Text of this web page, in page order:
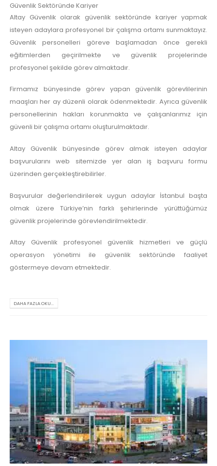
Güvenlik Sektöründe Kariyer
Altay Güvenlik olarak güvenlik sektöründe kariyer yapmak
isteyen adaylara profesyonel bir çalışma ortamı sunmaktayız.
Güvenlik personelleri göreve başlamadan önce gerekli
eğitimlerden geçirilmekte ve güvenlik projelerinde
profesyonel şekilde görev almaktadır.
Firmamız bünyesinde görev yapan güvenlik görevlilerinin
maaşları her ay düzenli olarak ödenmektedir. Ayrıca güvenlik
personellerinin hakları korunmakta ve çalışanlarımız için
güvenli bir çalışma ortamı oluşturulmaktadır.
Altay Güvenlik bünyesinde görev almak isteyen adaylar
başvurularını web sitemizde yer alan iş başvuru formu
üzerinden gerçekleştirebilirler.
Başvurular değerlendirilerek uygun adaylar İstanbul başta
olmak üzere Türkiye’nin farklı şehirlerinde yürüttüğümüz
güvenlik projelerinde görevlendirilmektedir.
Altay Güvenlik profesyonel güvenlik hizmetleri ve güçlü
operasyon yönetimi ile güvenlik sektöründe faaliyet
göstermeye devam etmektedir.
DAHA FAZLA OKU...